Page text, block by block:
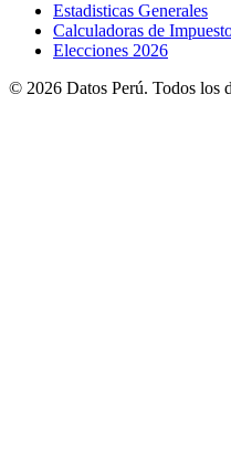
Estadisticas Generales
Calculadoras de
Elecciones 2026
© 2026 Datos Perú. Todos los